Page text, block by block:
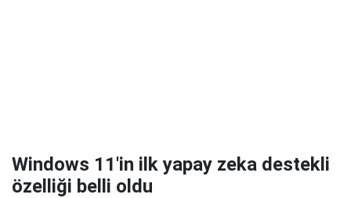
Windows 11'in ilk yapay zeka destekli
özelliği belli oldu